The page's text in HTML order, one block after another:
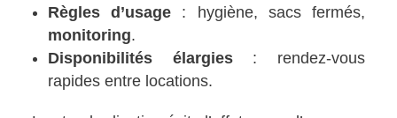
Règles d’usage : hygiène, sacs fermés,
monitoring.
Disponibilités élargies: rendez-vous
rapides entre locations.